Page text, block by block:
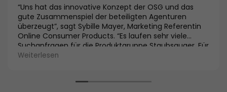
“Uns hat das innovative Konzept der OSG und das
gute Zusammenspiel der beteiligten Agenturen
überzeugt”, sagt Sybille Mayer, Marketing Referentin
Online Consumer Products. “Es laufen sehr viele
Suchanfragen für die Produktgruppe Staubsauger. Für
uns als Hersteller ist es entscheidend, mit unseren
entsprechend zu vermarkten. Wir sind überzeugt,
Weiterlesen